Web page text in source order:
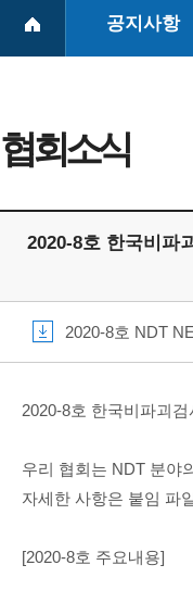
공지사항
협회소식
2020-8호 한국비파
2020-8호 NDT
2020-8호 한국비파괴
우리 협회는 NDT 분야
자세한 사항은 붙임 파
[2020-8호 주요내용]